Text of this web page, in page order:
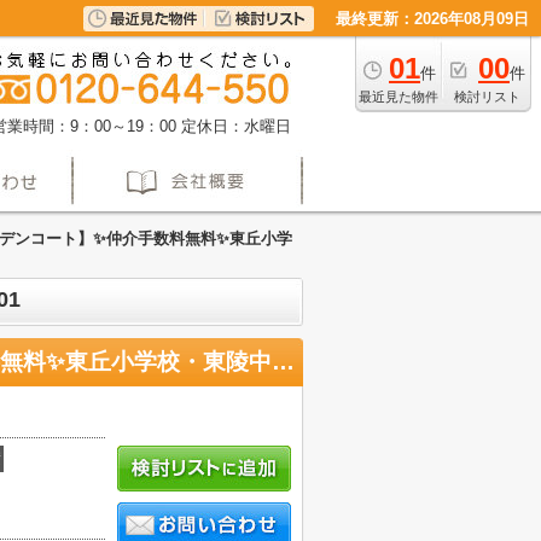
最終更新：2026年08月09日
01件
最近見た物件
00件
検討リスト
業時間：9：00～19：00 定休日：水曜日
ンコート】✨️仲介手数料無料✨️東丘小学
【ユニーブル鳴海東ガーデンコート】✨️仲介手数料無料✨️東丘小学校・東陵中学校 2階